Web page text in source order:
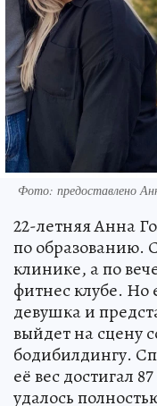
Фото: предоставлено
22-летняя Анна
по образованию.
клинике, а по
фитнес клубе. Но
девушка и
выйдет на сцену
бодибилдингу.
её вес достигал
удалось